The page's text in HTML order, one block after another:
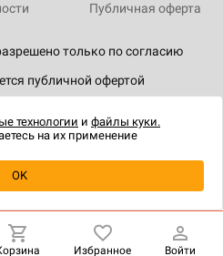
о наличии
только по согласию
публичной офертой
Публичная оферта
Избранное Войти
технологии и файлы куки.
на их применение
OK